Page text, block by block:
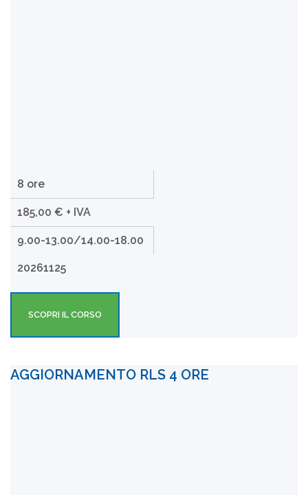
8 ore
185,00 € + IVA
9.00-13.00/14.00-18.00
20261125
SCOPRI IL CORSO
AGGIORNAMENTO RLS 4 ORE